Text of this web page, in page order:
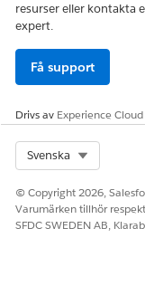
resurser eller kontakta
expert.
Få support
Drivs av Experience Cloud
Svenska
© Copyright 2026,
Varumärken tillhör
SFDC SWEDEN AB,